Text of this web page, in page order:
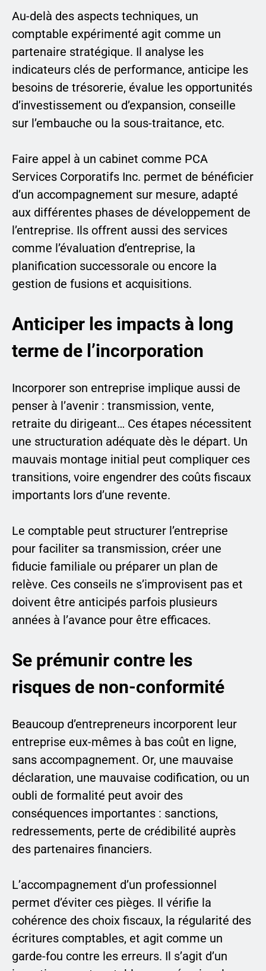
Au-delà des aspects techniques, un
comptable expérimenté agit comme un
partenaire stratégique. Il analyse les
indicateurs clés de performance, anticipe les
besoins de trésorerie, évalue les opportunités
d’investissement ou d’expansion, conseille
sur l’embauche ou la sous-traitance, etc.
Faire appel à un cabinet comme PCA
Services Corporatifs Inc. permet de bénéficier
d’un accompagnement sur mesure, adapté
aux différentes phases de développement de
l’entreprise. Ils offrent aussi des services
comme l’évaluation d’entreprise, la
planification successorale ou encore la
gestion de fusions et acquisitions.
Anticiper les impacts à long
terme de l’incorporation
Incorporer son entreprise implique aussi de
penser à l’avenir : transmission, vente,
retraite du dirigeant… Ces étapes nécessitent
une structuration adéquate dès le départ. Un
mauvais montage initial peut compliquer ces
transitions, voire engendrer des coûts fiscaux
importants lors d’une revente.
Le comptable peut structurer l’entreprise
pour faciliter sa transmission, créer une
fiducie familiale ou préparer un plan de
relève. Ces conseils ne s’improvisent pas et
doivent être anticipés parfois plusieurs
années à l’avance pour être efficaces.
Se prémunir contre les
risques de non-conformité
Beaucoup d’entrepreneurs incorporent leur
entreprise eux-mêmes à bas coût en ligne,
sans accompagnement. Or, une mauvaise
déclaration, une mauvaise codification, ou un
oubli de formalité peut avoir des
conséquences importantes : sanctions,
redressements, perte de crédibilité auprès
des partenaires financiers.
L’accompagnement d’un professionnel
permet d’éviter ces pièges. Il vérifie la
cohérence des choix fiscaux, la régularité des
écritures comptables, et agit comme un
garde-fou contre les erreurs. Il s’agit d’un